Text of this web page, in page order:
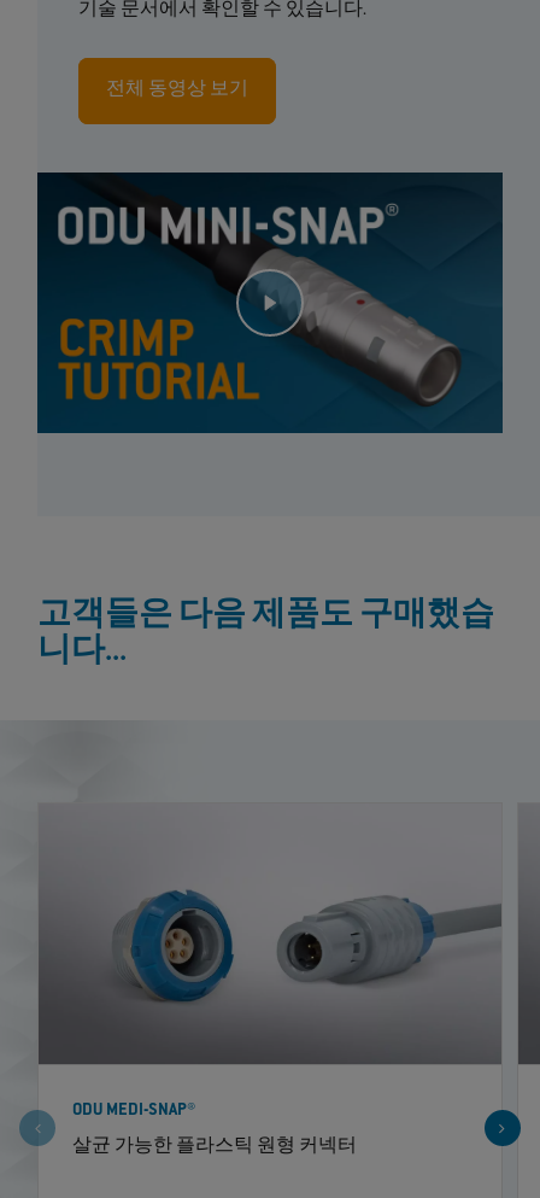
기술 문서에서 확인할 수 있습니다.
전체 동영상 보기
고객들은 다음 제품도 구매했습
니다...
ODU MEDI-SNAP®
살균 가능한 플라스틱 원형 커넥터